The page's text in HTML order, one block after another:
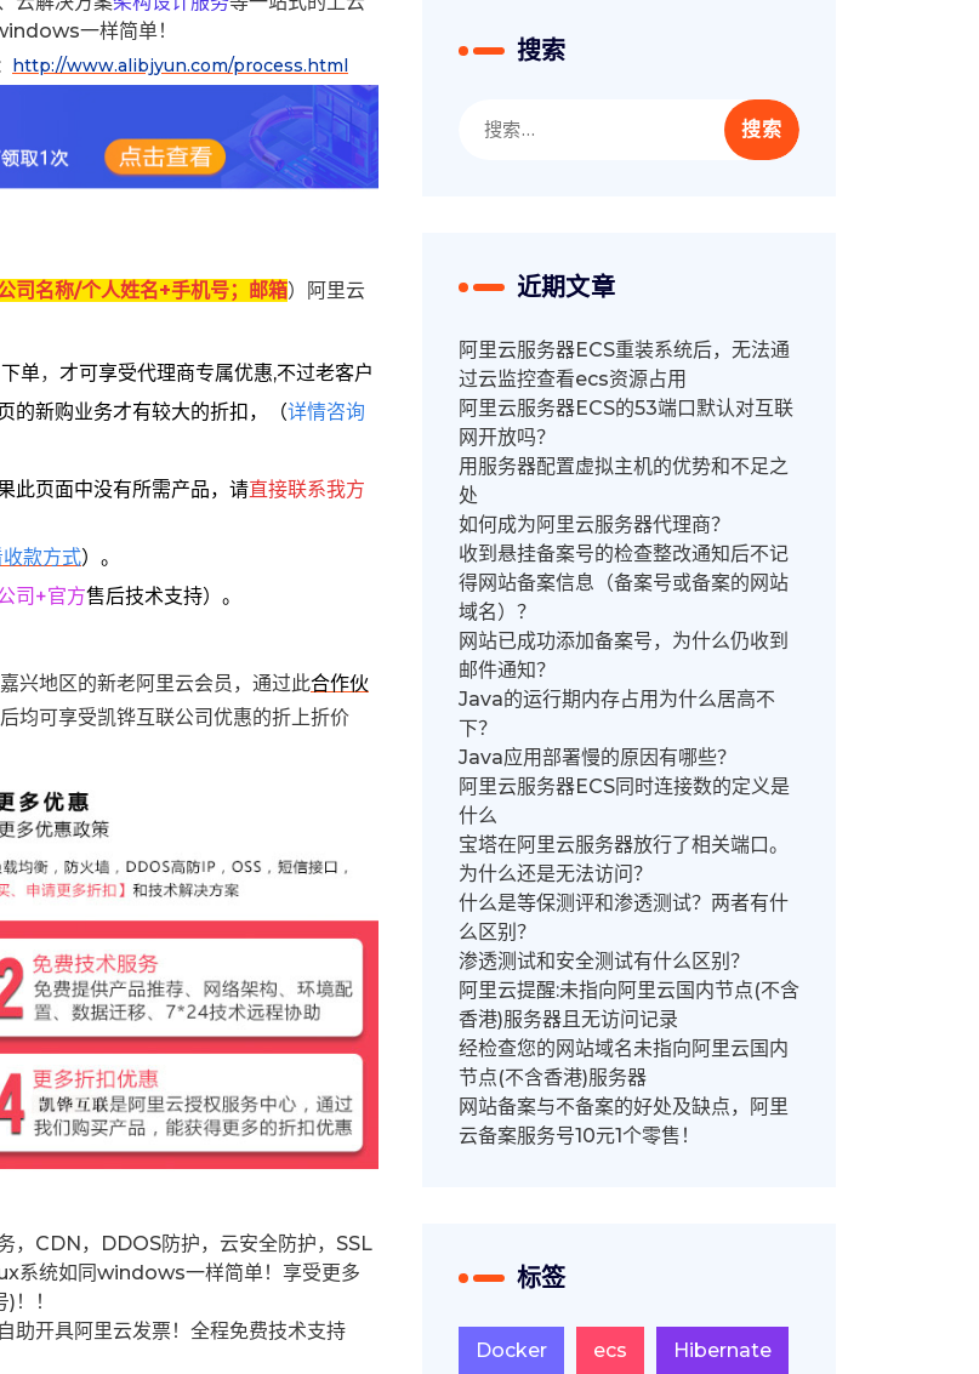
一样简单！
http://www.alibjyun.com/process.html
司名称/个人姓名+手机号；邮箱）阿里云
下单， 才可享受代理商专属优惠,不过老客户
新购业务才有较大的折扣，
（详情咨询
此页面中没有所需产品，请直接联系我方
款方式）。
司+官方售后技术支持）。
嘉兴地区的新老阿里云会员，通过此合作伙
均可享受凯铧互联公司优惠的折上折价
，CDN，DDOS防护，云安全防护，SSL
系统如同windows一样简单！享受更多
！！
助开具阿里云发票！全程免费技术支持
搜索
索：
近期文章
阿里云服务器ECS重装系统后，无法通
过云监控查看ecs资源占用
阿里云服务器ECS的53端口默认对互联
网开放吗？
用服务器配置虚拟主机的优势和不足之
处
如何成为阿里云服务器代理商？
收到悬挂备案号的检查整改通知后不记
得网站备案信息（备案号或备案的网站
域名）？
网站已成功添加备案号，为什么仍收到
邮件通知？
Java的运行期内存占用为什么居高不
下？
Java应用部署慢的原因有哪些？
阿里云服务器ECS同时连接数的定义是
什么
宝塔在阿里云服务器放行了相关端口。
为什么还是无法访问？
什么是等保测评和渗透测试？两者有什
么区别？
渗透测试和安全测试有什么区别？
阿里云提醒:未指向阿里云国内节点(不含
香港)服务器且无访问记录
经检查您的网站域名未指向阿里云国内
节点(不含香港)服务器
网站备案与不备案的好处及缺点，阿里
云备案服务号10元1个零售！
标签
Docker ecs Hibernate